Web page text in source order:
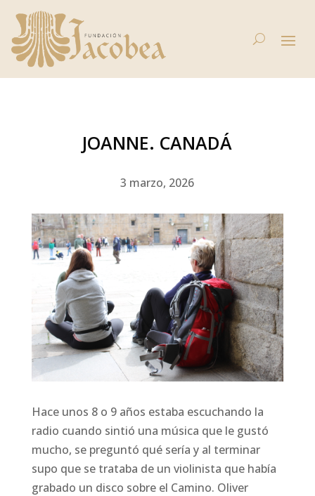
JOANNE. CANADÁ
3 marzo, 2026
Hace unos 8 o 9 años estaba escuchando la
radio cuando sintió una música que le gustó
mucho, se preguntó qué sería y al terminar
supo que se trataba de un violinista que había
grabado un disco sobre el Camino. Oliver